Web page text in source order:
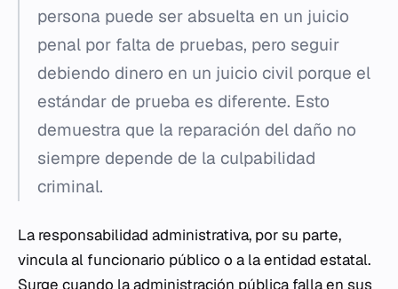
persona puede ser absuelta en un juicio
penal por falta de pruebas, pero seguir
debiendo dinero en un juicio civil porque el
estándar de prueba es diferente. Esto
demuestra que la reparación del daño no
siempre depende de la culpabilidad
criminal.
La responsabilidad administrativa, por su parte,
vincula al funcionario público o a la entidad estatal.
Surge cuando la administración pública falla en sus